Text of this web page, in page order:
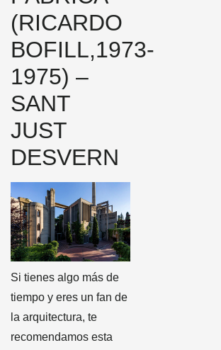
(RICARDO
BOFILL,1973-
1975) –
SANT
JUST
DESVERN
Si tienes algo más de
tiempo y eres un fan de
la arquitectura, te
recomendamos esta